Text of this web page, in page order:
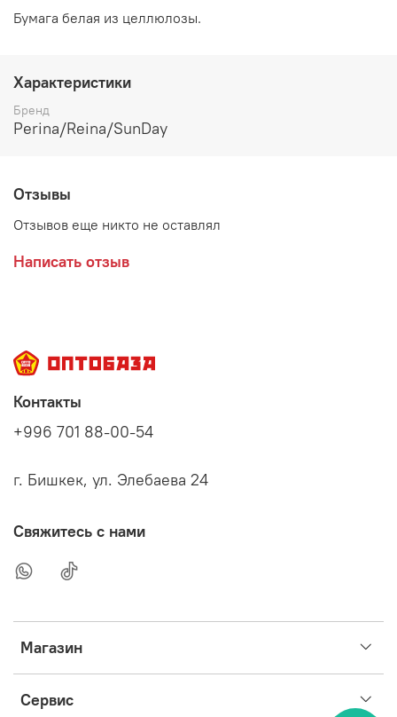
Бумага белая из целлюлозы.
Характеристики
Бренд
Perina/Reina/SunDay
Отзывы
Отзывов еще никто не оставлял
Написать отзыв
Магазин
Сервис
Контакты
+996 701 88-00-54
г. Бишкек, ул. Элебаева 24
Свяжитесь с нами